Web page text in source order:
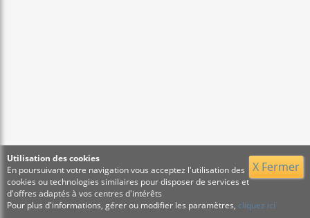
X Fermer
Utilisation des cookies
En poursuivant votre navigation vous acceptez l'utilisation des
cookies ou technologies similaires pour disposer de services et
d'offres adaptés à vos centres d'intérêts
Pour plus d'informations, gérer ou modifier les paramètres, cliquez ici